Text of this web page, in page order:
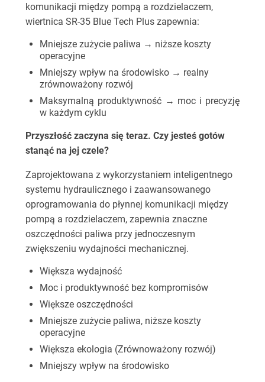
komunikacji między pompą a rozdzielaczem,
wiertnica SR-35 Blue Tech Plus zapewnia:
Mniejsze zużycie paliwa → niższe koszty
operacyjne
Mniejszy wpływ na środowisko → realny
zrównoważony rozwój
Maksymalną produktywność → moc i precyzję
w każdym cyklu
Przyszłość zaczyna się teraz. Czy jesteś gotów
stanąć na jej czele?
Zaprojektowana z wykorzystaniem inteligentnego
systemu hydraulicznego i zaawansowanego
oprogramowania do płynnej komunikacji między
pompą a rozdzielaczem, zapewnia znaczne
oszczędności paliwa przy jednoczesnym
zwiększeniu wydajności mechanicznej.
Większa wydajność
Moc i produktywność bez kompromisów
Większe oszczędności
Mniejsze zużycie paliwa, niższe koszty
operacyjne
Większa ekologia (Zrównoważony rozwój)
Mniejszy wpływ na środowisko